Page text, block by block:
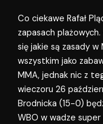
Co ciekawe Rafał
zapasach
się jakie są zasady
wszystkim jako
MMA, jednak nic z
wieczoru 26
Brodnicka (15-0)
WBO w wadze